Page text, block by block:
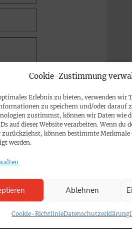
Cookie-Zustimmung
Erlebnis zu bieten, verwenden wir
zu speichern und/oder darauf
zustimmst, können wir Daten wie
auf dieser Website verarbeiten. Wenn du
zurückziehst, können bestimmte
werden.
Ablehnen
Cookie-RichtlinieDatenschutzerklärung